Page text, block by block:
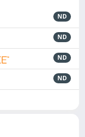
ND
ND
ND
ND